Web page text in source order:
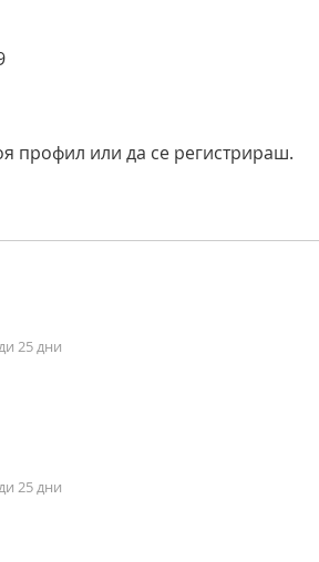
профил или да се регистрираш.
25 дни
25 дни